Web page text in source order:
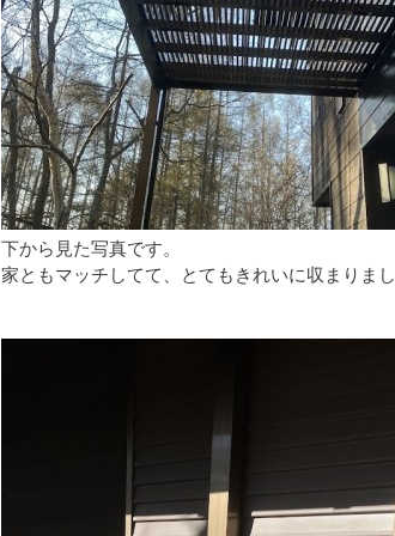
下から見た写真です。
家ともマッチしてて、とてもきれいに収まりま